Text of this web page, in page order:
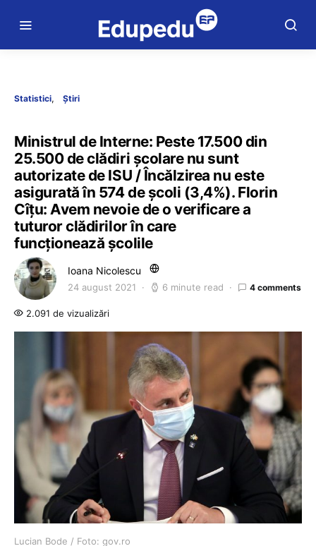
Statistici Știri
Ministrul de Interne: Peste 17.500 din
25.500 de clădiri școlare nu sunt
autorizate de ISU / Încălzirea nu este
asigurată în 574 de școli (3,4%). Florin
Cîțu: Avem nevoie de o verificare a
tuturor clădirilor în care
funcționează școlile
Ioana Nicolescu
24 august 2021 6 minute read 4 comments
2.091 de vizualizări
Lucian Bode / Foto: gov.ro